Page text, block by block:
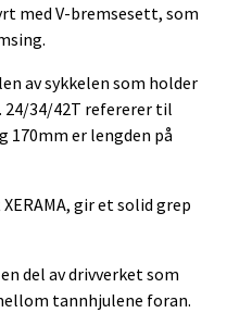
med V-bremsesett, som
av sykkelen som holder
24/34/42T refererer til
170mm er lengden på
gir et solid grep
del av drivverket som
tannhjulene foran.